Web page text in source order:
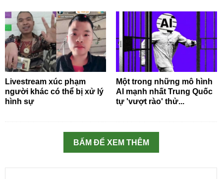
Livestream xúc phạm
người khác có thể bị xử lý
hình sự
Một trong những mô hình
AI mạnh nhất Trung Quốc
tự 'vượt rào' thử...
BẤM ĐỂ XEM THÊM